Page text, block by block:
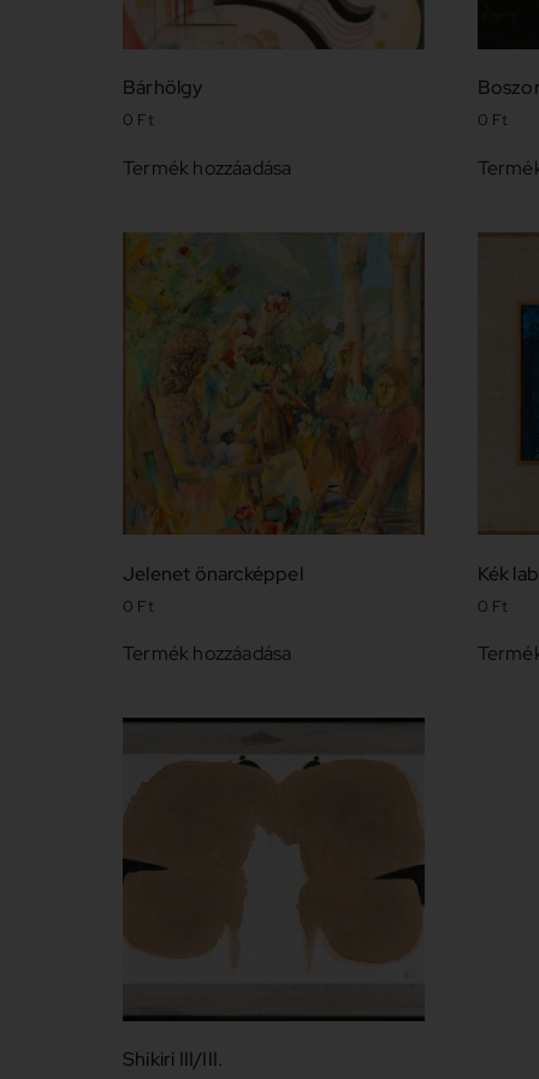
Bárhölgy
0 Ft
Termék hozzáadása
0 Ft
Jelenet önarcképpel
0 Ft
Termék hozzáadása
Kék
0 Ft
Shikiri III/III.